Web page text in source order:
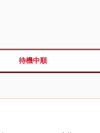
待機中順